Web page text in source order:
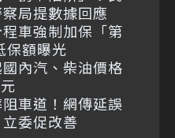
局提數據回應
車強制加保「第
保額曝光
內汽、柴油價格
車道！網傳延誤
委促改善